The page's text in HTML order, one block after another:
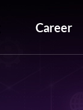
Career